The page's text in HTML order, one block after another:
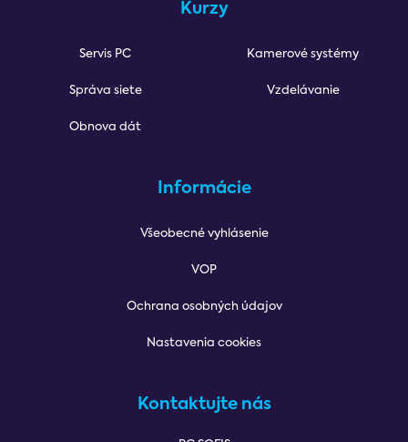
Kurzy
Servis PC
Správa siete
Obnova dát
Kamerové systémy
Vzdelávanie
Informácie
Všeobecné vyhlásenie
VOP
Ochrana osobných údajov
Nastavenia cookies
Kontaktujte nás